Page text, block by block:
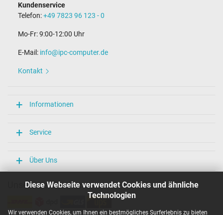
Diese Webseite verwendet Cookies und ähnliche
Technologien
Wir verwenden Cookies, um Ihnen ein bestmögliches Surferlebnis zu bieten
Kundenservice
Telefon:+49 7823 96 123 - 0
Mo-Fr: 9:00-12:00 Uhr
E-Mail: info@ipc-computer.de
Kontakt
Informationen
Service
Über Uns
Unsere Versandarten